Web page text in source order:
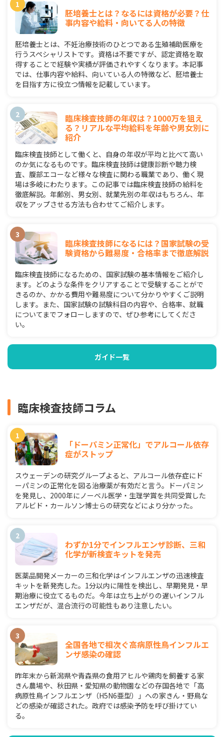
胚培養士とは？なるには資格が必要？仕
事内容や給料・向いてる人の特徴
胚培養士とは、不妊治療技術のひとつである生殖補助医療を
行うスペシャリストです。資格は不要ですが、認定資格を取
得することで経験や実績が評価されやすくなります。本記事
では、仕事内容や給料、向いている人の特徴など、胚培養士
を目指す方に役立つ情報を記載しています。
臨床検査技師の年収は？1000万を狙え
る？リアルな平均給料を年齢や男女別に
紹介
臨床検査技師として働くと、自身の年収が平均と比べて高い
のか気になるものです。臨床検査技師は健康診断や聴力検
査、腹部エコーなど様々な検査に関わる職業であり、働く現
場は多岐にわたります。この記事では臨床検査技師の給料を
徹底解説。年齢別、男女別、就業先別の年収はもちろん、年
収をアップさせる方法も合わせてご紹介します。
臨床検査技師になるには？国家試験の受
験資格から難易度・合格率まで徹底解説
臨床検査技師になるための、国家試験の基本情報をご紹介し
ます。どのような条件をクリアすることで受験することがで
きるのか、かかる費用や難易度について分かりやすくご説明
します。また、国家試験の試験科目の内容や、合格率、就職
についてまでフォローしますので、ぜひ参考にしてくださ
い。
ガイド一覧
臨床検査技師コラム
「ドーパミン正常化」でアルコール依存
症がストップ
スウェーデンの研究グループよると、アルコール依存症にド
ーパミンの正常化を図る治療薬が有効だと言う。ドーパミン
を発見し、2000年にノーベル医学・生理学賞を共同受賞した
アルビド・カールソン博士らの研究などにより分かった。
わずか1分でインフルエンザ診断、三和
化学が新検査キットを発売
医薬品開発メーカーの三和化学はインフルエンザの迅速検査
キットを新発売した。1分以内に陽性を検出し、早期発見・早
期治療に役立てるものだ。今年は立ち上がりの遅いインフル
エンザだが、混合流行の可能性もあり注意したい。
全国各地で相次ぐ高病原性鳥インフルエ
ンザ感染の確認
昨年末から新潟県や青森県の食用アヒルや鶏肉を飼養する家
きん農場や、秋田県・愛知県の動物園などの存国各地で「高
病原性鳥インフルエンザ（H5N6亜型）」への家きん・野鳥な
どの感染が確認された。政府では感染予防を呼び掛けてい
る。